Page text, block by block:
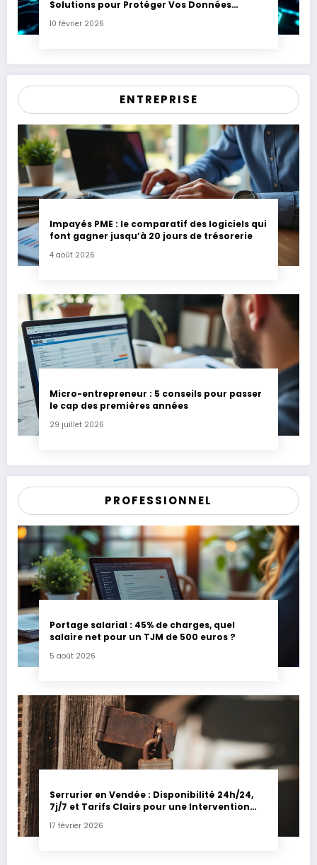
Solutions pour Protéger Vos Données
10 février 2026
ENTREPRISE
Impayés PME : le comparatif des logiciels qui
font gagner jusqu’à 20 jours de trésorerie
4 août 2026
Micro-entrepreneur : 5 conseils pour passer
le cap des premières années
29 juillet 2026
PROFESSIONNEL
Portage salarial : 45% de charges, quel
salaire net pour un TJM de 500 euros ?
5 août 2026
Serrurier en Vendée : Disponibilité 24h/24,
7j/7 et Tarifs Clairs pour une Intervention
17 février 2026